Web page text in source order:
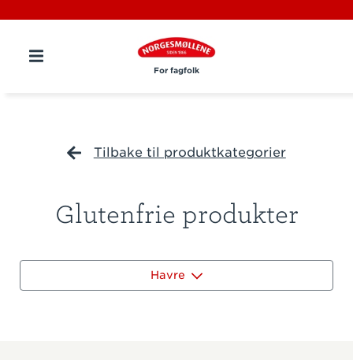
For fagfolk
Tilbake til produktkategorier
Glutenfrie produkter
Havre